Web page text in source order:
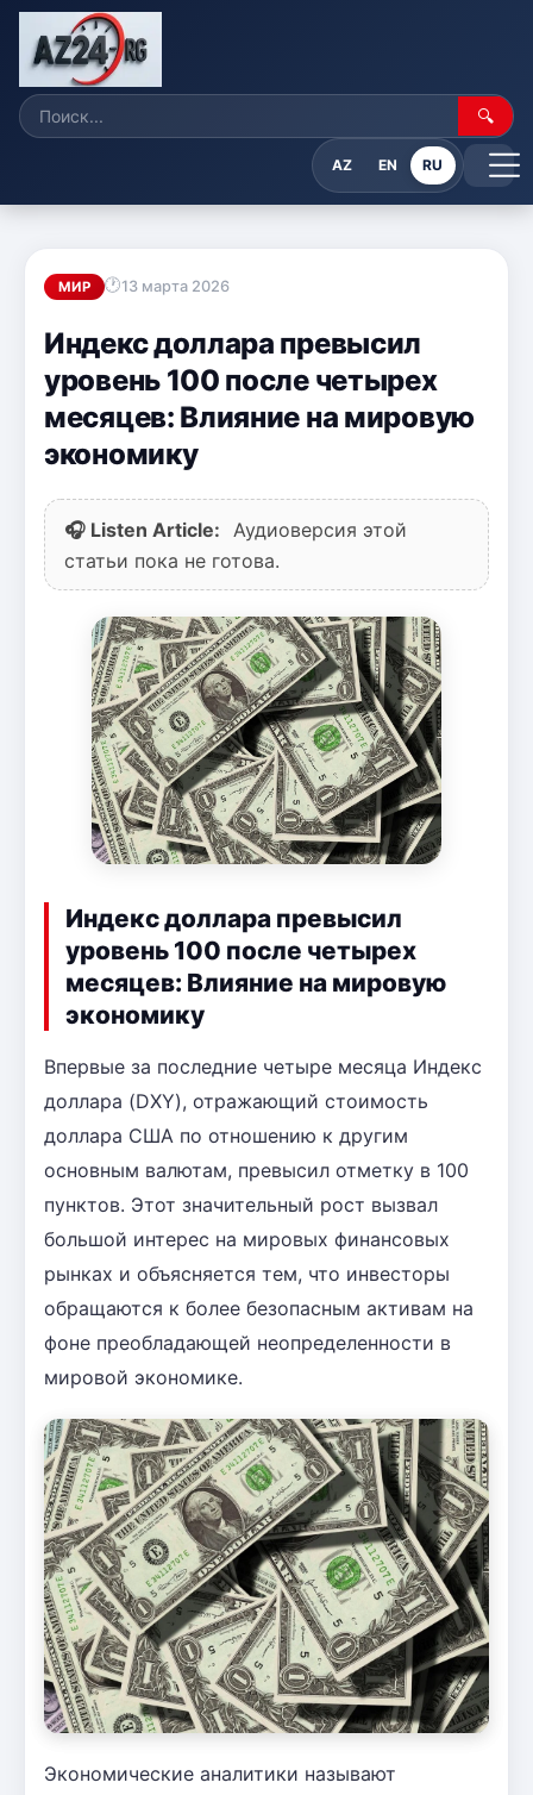
🔍
AZ EN RU
МИР 13 марта 2026
Индекс доллара превысил
уровень 100 после четырех
месяцев: Влияние на мировую
экономику
🎧 Listen Article:
Аудиоверсия этой
статьи пока не готова.
Индекс доллара превысил
уровень 100 после четырех
месяцев: Влияние на мировую
экономику
Впервые за последние четыре месяца Индекс
доллара (DXY), отражающий стоимость
доллара США по отношению к другим
основным валютам, превысил отметку в 100
пунктов. Этот значительный рост вызвал
большой интерес на мировых финансовых
рынках и объясняется тем, что инвесторы
обращаются к более безопасным активам на
фоне преобладающей неопределенности в
мировой экономике.
Экономические аналитики называют